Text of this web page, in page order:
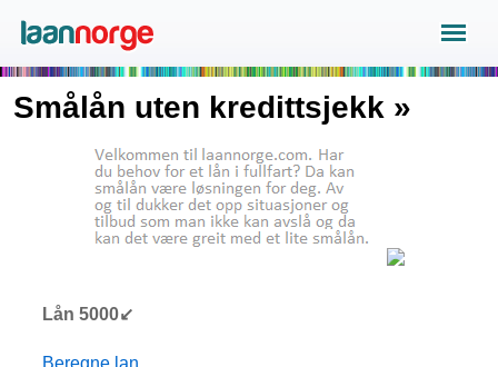
Smålån uten kredittsjekk »
Lån 5000↙
Beregne lan